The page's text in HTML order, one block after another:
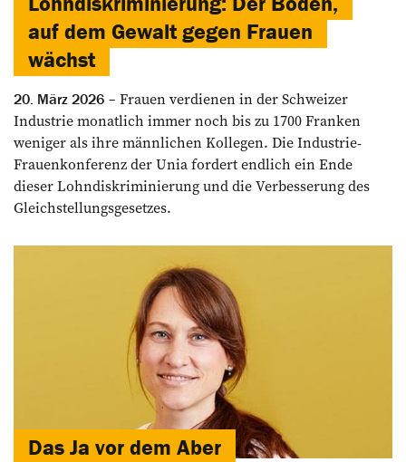
auf dem Gewalt gegen Frauen
wächst
20. März 2026
Frauen verdienen in der Schweizer
Industrie monatlich immer noch bis zu 1700 Franken
weniger als ihre männlichen Kollegen. Die Industrie-
Frauenkonferenz der Unia fordert endlich ein Ende
dieser Lohndiskriminierung und die Verbesserung des
Gleichstellungsgesetzes.
Das Ja vor dem Aber